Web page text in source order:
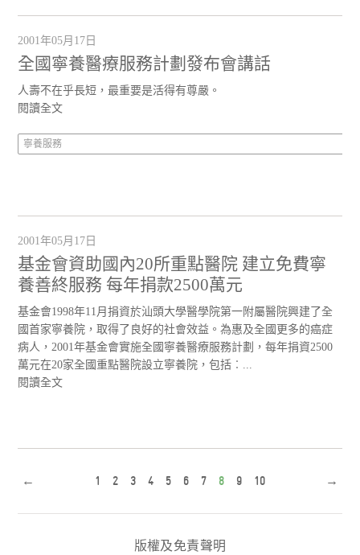
2001年05月17日
全國寧養醫療服務計劃發布會講話
人壽不在乎長短，最重要是活得有尊嚴。
閱讀全文
寧養服務
2001年05月17日
基金會資助國內20所重點醫院 建立免費寧
養善終服務 每年捐款2500萬元
基金會1998年11月捐資於汕頭大學醫學院第一附屬醫院興建了全
國首家寧養院，取得了良好的社會效益。為惠及全國更多的癌症
病人，2001年基金會實施全國寧養醫療服務計劃，每年捐資2500
萬元在20家全國重點醫院設立寧養院，包括︰...
閱讀全文
← 1 2 3 4 5 6 7 8 9 10 →
版權及免責聲明